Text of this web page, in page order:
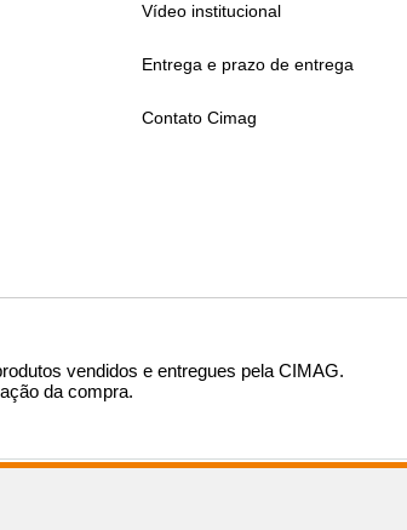
Vídeo institucional
Entrega e prazo de entrega
Contato Cimag
vendidos e entregues pela CIMAG.
da compra.